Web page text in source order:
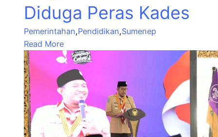
Diduga Peras Kades
Pemerintahan,Pendidikan,Sumenep
Read More